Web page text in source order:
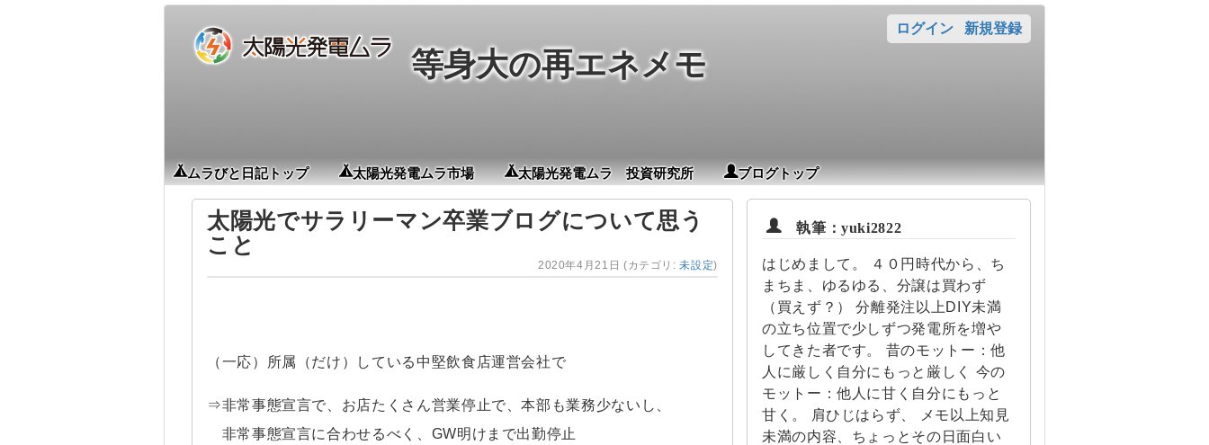
等身大の再エネメモ
ログイン 新規登録
ムラびと日記トップ 太陽光発電ムラ市場 太陽光発電ムラ 投資研究所 ブログトップ
太陽光でサラリーマン卒業ブログについて思う
こと
2020年4月21日 (カテゴリ:未設定)
（一応）所属（だけ）している中堅飲食店運営会社で
⇒非常事態宣言で、お店たくさん営業停止で、本部も業務少ないし、
非常事態宣言に合わせるべく、GW明けまで出勤停止
執筆：yuki2822
はじめまして。 ４０円時代から、ち
まちま、ゆるゆる、分譲は買わず
（買えず？） 分離発注以上DIY未満
の立ち位置で少しずつ発電所を増や
してきた者です。 昔のモットー：他
人に厳しく自分にもっと厳しく 今の
モットー：他人に甘く自分にもっと
甘く。 肩ひじはらず、 メモ以上知見
未満の内容、ちょっとその日面白い